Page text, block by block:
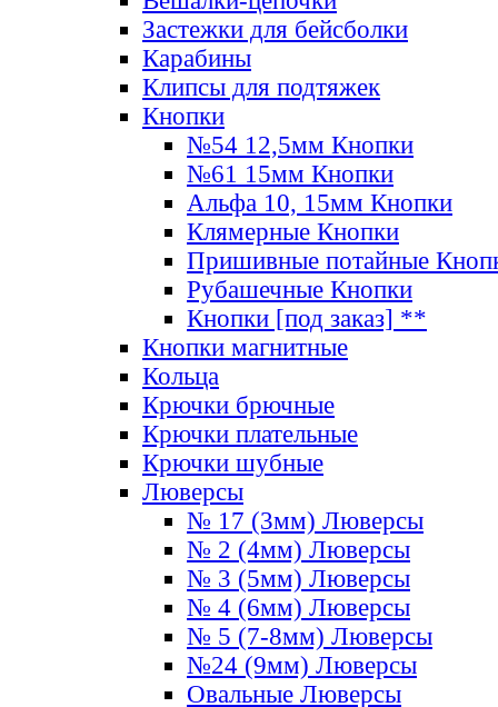
Застежки для бейсболки
Карабины
Клипсы для подтяжек
Кнопки
№54 12,5мм Кнопки
№61 15мм Кнопки
Альфа 10, 15мм Кнопки
Клямерные Кнопки
Пришивные потайные
Рубашечные Кнопки
Кнопки [под заказ] **
Кнопки магнитные
Кольца
Крючки брючные
Крючки плательные
Крючки шубные
Люверсы
№ 17 (3мм) Люверсы
№ 2 (4мм) Люверсы
№ 3 (5мм) Люверсы
№ 4 (6мм) Люверсы
№ 5 (7-8мм) Люверсы
№24 (9мм) Люверсы
Овальные Люверсы